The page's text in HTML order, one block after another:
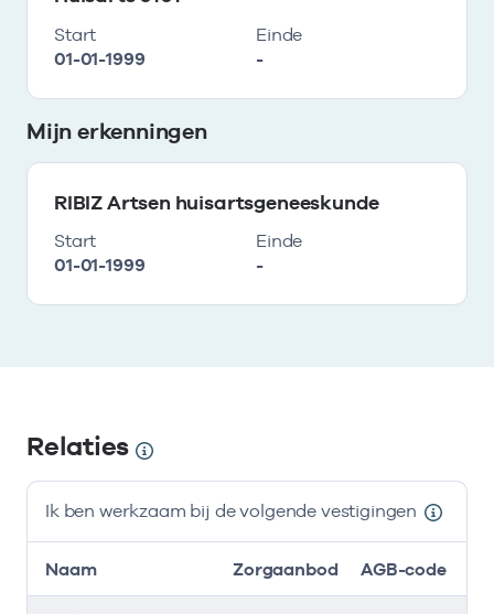
Start
01-01-1999
Einde
-
Mijn erkenningen
RIBIZ Artsen huisartsgeneeskunde
Start
01-01-1999
Einde
-
Relaties
Ik ben werkzaam bij de volgende vestigingen
Naam Zorgaanbod AGB-code